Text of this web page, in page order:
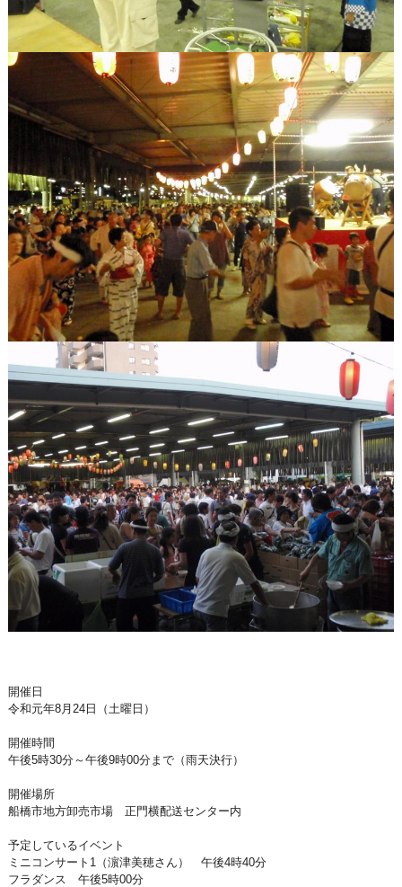
開催日
令和元年8月24日（土曜日）
開催時間
午後5時30分～午後9時00分まで（雨天決行）
開催場所
船橋市地方卸売市場 正門横配送センター内
予定しているイベント
ミニコンサート1（濵津美穂さん） 午後4時40分
フラダンス 午後5時00分